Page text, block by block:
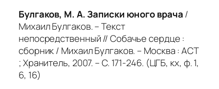
Булгаков, М. А. Записки юного врача/
Михаил Булгаков. – Текст
непосредственный // Собачье сердце :
сборник / Михаил Булгаков. – Москва : АСТ
; Хранитель, 2007. – С. 171-246. (ЦГБ, кх, ф. 1,
6, 16)